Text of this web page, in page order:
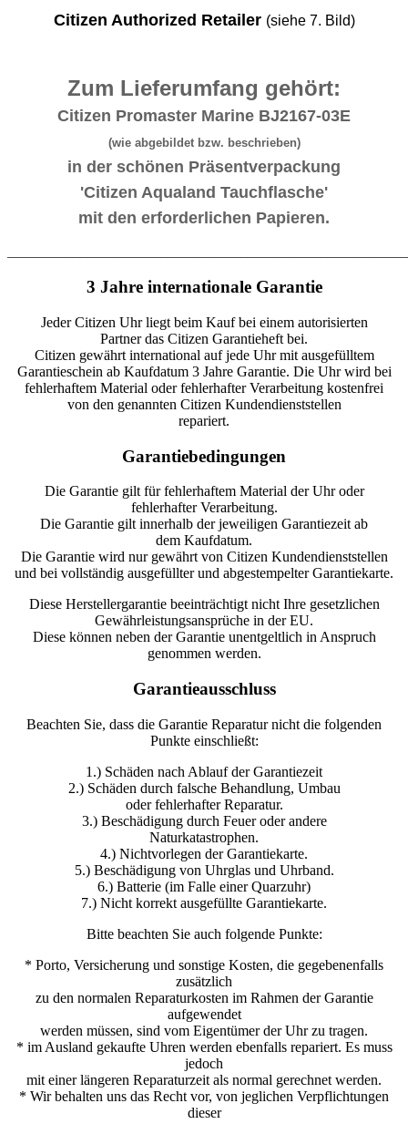
Citizen Authorized Retailer (siehe 7. Bild)
Zum Lieferumfang gehört:
Citizen Promaster Marine BJ2167-03E
(wie abgebildet bzw. beschrieben)
in der schönen Präsentverpackung
'Citizen Aqualand Tauchflasche'
mit den erforderlichen Papieren.
3 Jahre internationale Garantie
Jeder Citizen Uhr liegt beim Kauf bei einem autorisierten
Partner das Citizen Garantieheft bei.
Citizen gewährt international auf jede Uhr mit ausgefülltem
Garantieschein ab Kaufdatum 3 Jahre Garantie. Die Uhr wird bei
fehlerhaftem Material oder fehlerhafter Verarbeitung kostenfrei
von den genannten Citizen Kundendienststellen
repariert.
Garantiebedingungen
Die Garantie gilt für fehlerhaftem Material der Uhr oder
fehlerhafter Verarbeitung.
Die Garantie gilt innerhalb der jeweiligen Garantiezeit ab
dem Kaufdatum.
Die Garantie wird nur gewährt von Citizen Kundendienststellen
und bei vollständig ausgefüllter und abgestempelter Garantiekarte.
Diese Herstellergarantie beeinträchtigt nicht Ihre gesetzlichen
Gewährleistungsansprüche in der EU.
Diese können neben der Garantie unentgeltlich in Anspruch
genommen werden.
Garantieausschluss
Beachten Sie, dass die Garantie Reparatur nicht die folgenden
Punkte einschließt:
1.) Schäden nach Ablauf der Garantiezeit
2.) Schäden durch falsche Behandlung, Umbau
oder fehlerhafter Reparatur.
3.) Beschädigung durch Feuer oder andere
Naturkatastrophen.
4.) Nichtvorlegen der Garantiekarte.
5.) Beschädigung von Uhrglas und Uhrband.
6.) Batterie (im Falle einer Quarzuhr)
7.) Nicht korrekt ausgefüllte Garantiekarte.
Bitte beachten Sie auch folgende Punkte:
* Porto, Versicherung und sonstige Kosten, die gegebenenfalls
zusätzlich
zu den normalen Reparaturkosten im Rahmen der Garantie
aufgewendet
werden müssen, sind vom Eigentümer der Uhr zu tragen.
* im Ausland gekaufte Uhren werden ebenfalls repariert. Es muss
jedoch
mit einer längeren Reparaturzeit als normal gerechnet werden.
* Wir behalten uns das Recht vor, von jeglichen Verpflichtungen
dieser